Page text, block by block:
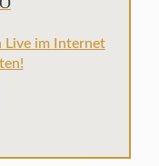
Live im Internet